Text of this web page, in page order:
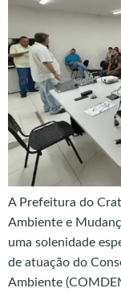
A Prefeitura do
Ambiente e
uma solenidade
de atuação do
Ambiente